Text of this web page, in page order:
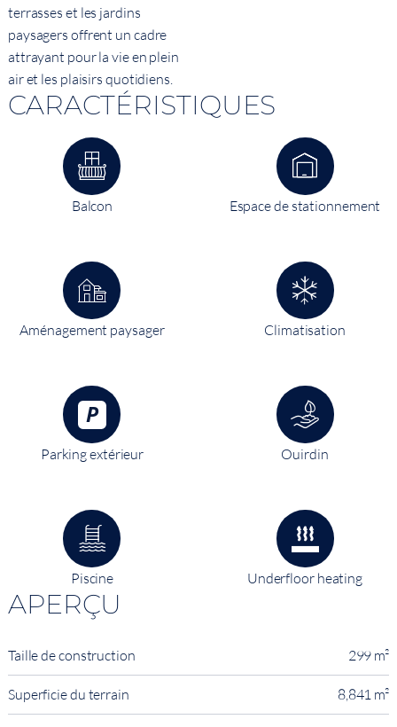
terrasses et les jardins
paysagers offrent un cadre
attrayant pour la vie en plein
air et les plaisirs quotidiens.
CARACTÉRISTIQUES
Balcon Espace de stationnement
Aménagement paysager Climatisation
Parking extérieur Ouirdin
Piscine Underfloor heating
APERÇU
Taille de construction 299 m²
Superficie du terrain 8,841 m²